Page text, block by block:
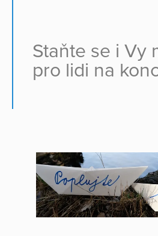
Staňte se i Vy
pro lidi na